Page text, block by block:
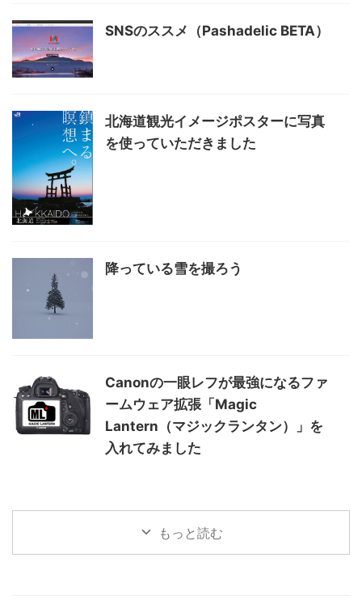
SNSのススメ（Pashadelic BETA）
北海道観光イメージポスターに写真
を使っていただきました
降っている雪を撮ろう
Canonの一眼レフが最強になるファ
ームウェア拡張「Magic
Lantern（マジックランタン）」を
入れてみました
もっと読む